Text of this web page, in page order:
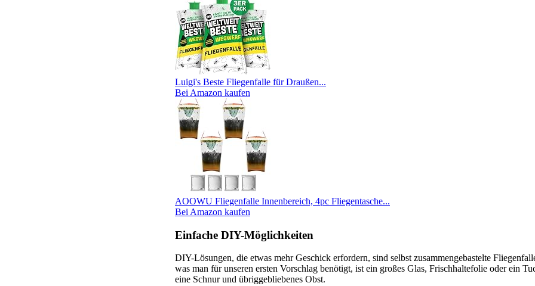
Luigi's Beste Fliegenfalle für Draußen...
Bei Amazon kaufen
AOOWU Fliegenfalle Innenbereich, 4pc Fliegentasche...
Bei Amazon kaufen
Einfache DIY-Möglichkeiten
DIY-Lösungen, die etwas mehr Geschick erfordern, sind selbst zusammengebastelte
was man für unseren ersten Vorschlag benötigt, ist ein großes Glas, Frischhaltefolie oder ein
eine Schnur und übriggebliebenes Obst.